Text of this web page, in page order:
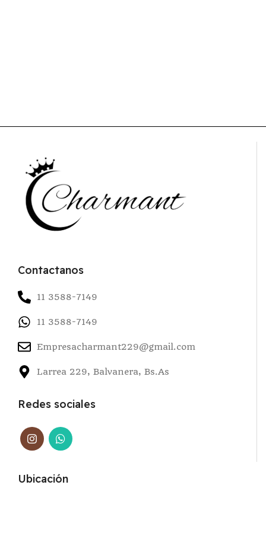
Contactanos
11 3588-7149
11 3588-7149
Empresacharmant229@gmail.com
Larrea 229, Balvanera, Bs.As
Redes sociales
Ubicación